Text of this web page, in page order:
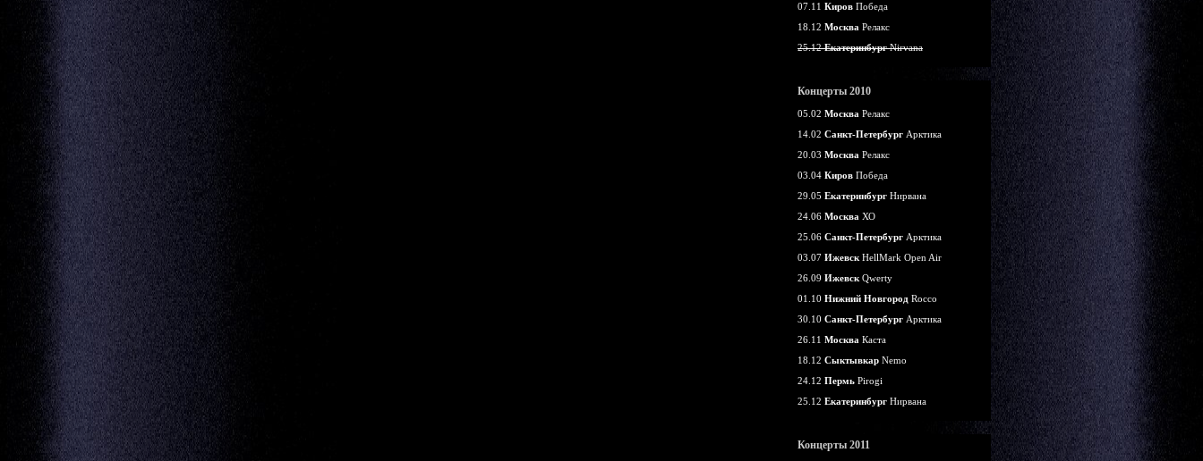
07.11 Киров Победа
18.12 Москва Релакс
25.12ЕкатеринбургNirvana
Концерты 2010
05.02 Москва Релакс
14.02 Санкт-Петербург Арктика
20.03 Москва Релакс
03.04 Киров Победа
29.05 Екатеринбург Нирвана
24.06 Москва ХО
25.06 Санкт-Петербург Арктика
03.07 Ижевск HellMark Open Air
26.09 Ижевск Qwerty
01.10 Нижний Новгород Rocco
30.10 Санкт-Петербург Арктика
26.11 Москва Каста
18.12 Сыктывкар Nemo
24.12 Пермь Pirogi
25.12 Екатеринбург Нирвана
Концерты 2011